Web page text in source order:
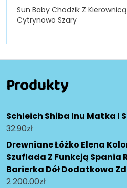
Sun Baby Chodzik Z
Cytrynowo Szary
Produkty
Schleich Shiba Inu Matka I
32.90zł
Drewniane Łóżko Elena
Szuflada Z Funkcją Spania
Barierka Dół Dodatkowa
2 200.00zł